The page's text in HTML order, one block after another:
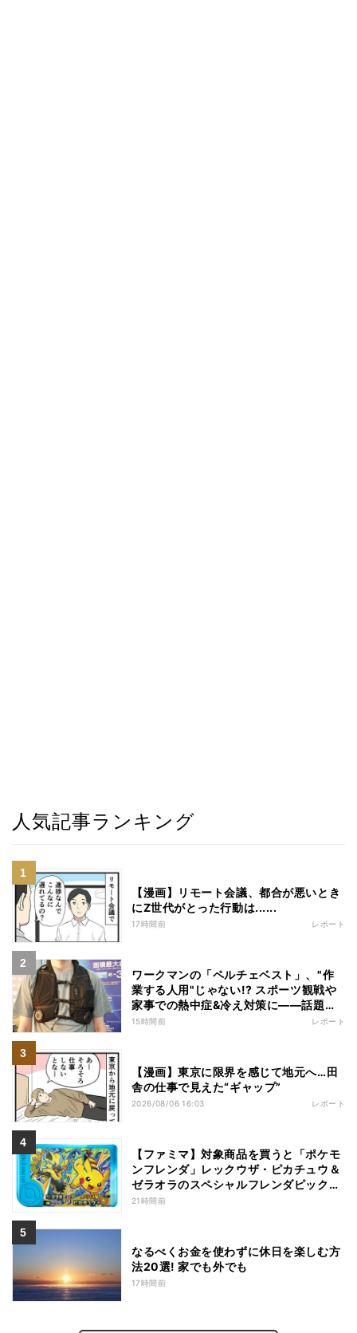
人気記事ランキング
【漫画】リモート会議、都合が悪いとき
にZ世代がとった行動は......
17時間前 レポート
ワークマンの「ペルチェベスト」、"作
業する人用"じゃない!? スポーツ観戦や
家事での熱中症&冷え対策に――話題の
商品を徹底検証
15時間前 レポート
【漫画】東京に限界を感じて地元へ…田
舎の仕事で見えた“ギャップ”
2026/08/06 16:03 レポート
【ファミマ】対象商品を買うと「ポケモ
ンフレンダ」レックウザ・ピカチュウ＆
ゼラオラのスペシャルフレンダピックが
もらえるキャンペーン
21時間前
なるべくお金を使わずに休日を楽しむ方
法20選! 家でも外でも
17時間前